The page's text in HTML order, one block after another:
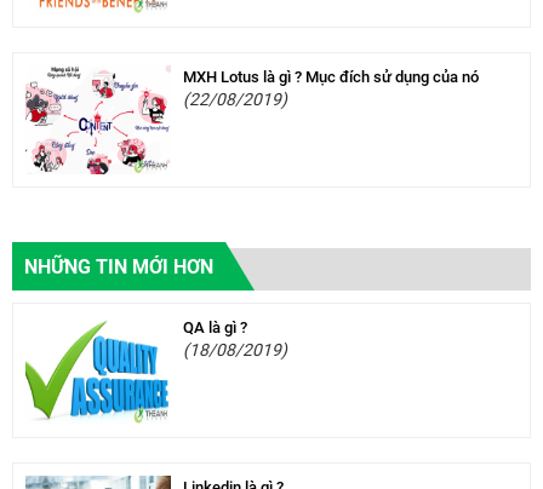
MXH Lotus là gì ? Mục đích sử dụng của nó
(22/08/2019)
NHỮNG TIN MỚI HƠN
QA là gì ?
(18/08/2019)